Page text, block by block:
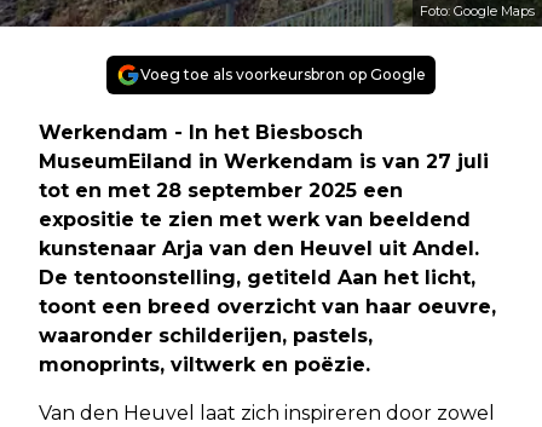
Foto: Google Maps
Voeg toe als voorkeursbron op Google
Werkendam - In het Biesbosch
MuseumEiland in Werkendam is van 27 juli
tot en met 28 september 2025 een
expositie te zien met werk van beeldend
kunstenaar Arja van den Heuvel uit Andel.
De tentoonstelling, getiteld Aan het licht,
toont een breed overzicht van haar oeuvre,
waaronder schilderijen, pastels,
monoprints, viltwerk en poëzie.
Van den Heuvel laat zich inspireren door zowel